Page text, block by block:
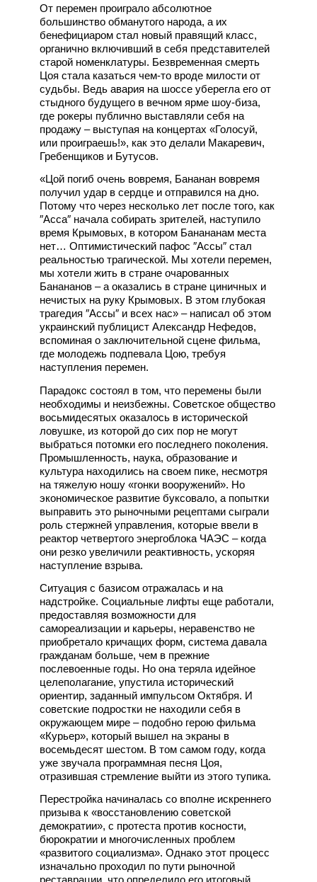
От перемен проиграло абсолютное
большинство обманутого народа, а их
бенефициаром стал новый правящий класс,
органично включивший в себя представителей
старой номенклатуры. Безвременная смерть
Цоя стала казаться чем-то вроде милости от
судьбы. Ведь авария на шоссе уберегла его от
стыдного будущего в вечном ярме шоу-биза,
где рокеры публично выставляли себя на
продажу – выступая на концертах «Голосуй,
или проиграешь!», как это делали Макаревич,
Гребенщиков и Бутусов.
«Цой погиб очень вовремя, Бананан вовремя
получил удар в сердце и отправился на дно.
Потому что через несколько лет после того, как
″Асса″ начала собирать зрителей, наступило
время Крымовых, в котором Банананам места
нет… Оптимистический пафос ″Ассы″ стал
реальностью трагической. Мы хотели перемен,
мы хотели жить в стране очарованных
Банананов – а оказались в стране циничных и
нечистых на руку Крымовых. В этом глубокая
трагедия ″Ассы″ и всех нас» – написал об этом
украинский публицист Александр Нефедов,
вспоминая о заключительной сцене фильма,
где молодежь подпевала Цою, требуя
наступления перемен.
Парадокс состоял в том, что перемены были
необходимы и неизбежны. Советское общество
восьмидесятых оказалось в исторической
ловушке, из которой до сих пор не могут
выбраться потомки его последнего поколения.
Промышленность, наука, образование и
культура находились на своем пике, несмотря
на тяжелую ношу «гонки вооружений». Но
экономическое развитие буксовало, а попытки
выправить это рыночными рецептами сыграли
роль стержней управления, которые ввели в
реактор четвертого энергоблока ЧАЭС – когда
они резко увеличили реактивность, ускоряя
наступление взрыва.
Ситуация с базисом отражалась и на
надстройке. Социальные лифты еще работали,
предоставляя возможности для
самореализации и карьеры, неравенство не
приобретало кричащих форм, система давала
гражданам больше, чем в прежние
послевоенные годы. Но она теряла идейное
целеполагание, упустила исторический
ориентир, заданный импульсом Октября. И
советские подростки не находили себя в
окружающем мире – подобно герою фильма
«Курьер», который вышел на экраны в
восемьдесят шестом. В том самом году, когда
уже звучала программная песня Цоя,
отразившая стремление выйти из этого тупика.
Перестройка начиналась со вполне искреннего
призыва к «восстановлению советской
демократии», с протеста против косности,
бюрократии и многочисленных проблем
«развитого социализма». Однако этот процесс
изначально проходил по пути рыночной